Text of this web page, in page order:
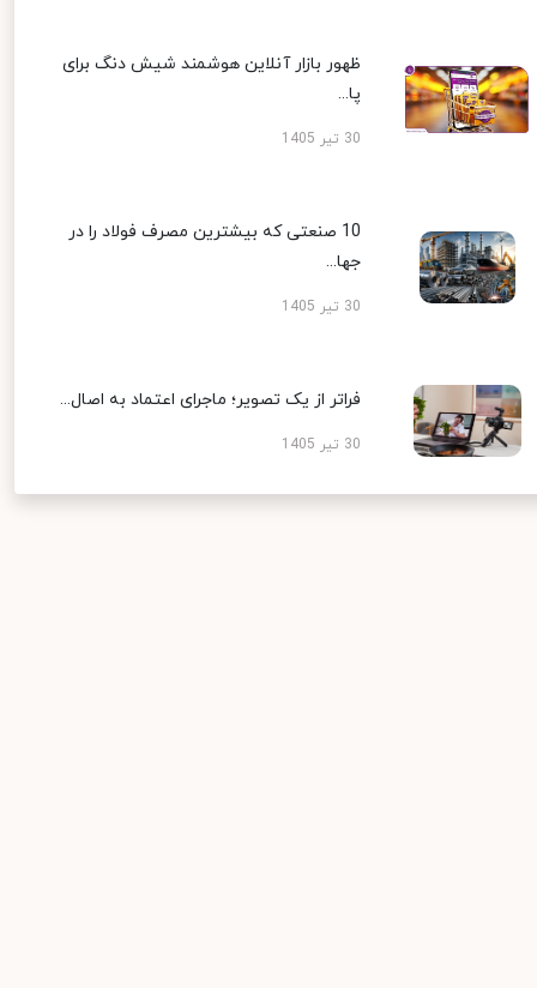
ظهور بازار آنلاین هوشمند شیش دنگ برای
پا...
30 تیر 1405
10 صنعتی که بیشترین مصرف فولاد را در
جها...
30 تیر 1405
فراتر از یک تصویر؛ ماجرای اعتماد به اصال...
30 تیر 1405